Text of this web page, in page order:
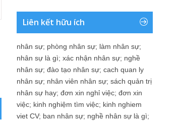
Liên kết hữu ích
nhân sự; phòng nhân sự; làm nhân sự;
nhân sự là gì; xác nhận nhân sự; nghề
nhân sự; đào tạo nhân sự; cach quan ly
nhân sự; nhân viên nhân sự; sách quản trị
nhân sự hay; đơn xin nghỉ việc; đơn xin
việc; kinh nghiệm tìm việc; kinh nghiem
viet CV; ban nhân sự; nghề nhân sự là gì;